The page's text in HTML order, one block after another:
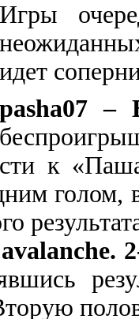
Игры
идет
pasha07 –
к
голом,